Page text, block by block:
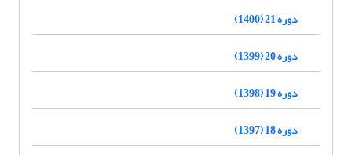
دوره 21 (1400)
دوره 20 (1399)
دوره 19 (1398)
دوره 18 (1397)